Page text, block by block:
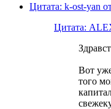
Цитата: k-ost-yan
Цитата:
Вот
того